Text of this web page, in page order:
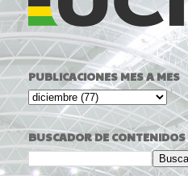
PUBLICACIONES MES A MES
BUSCADOR DE CONTENIDOS